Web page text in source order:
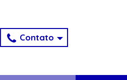
Contato